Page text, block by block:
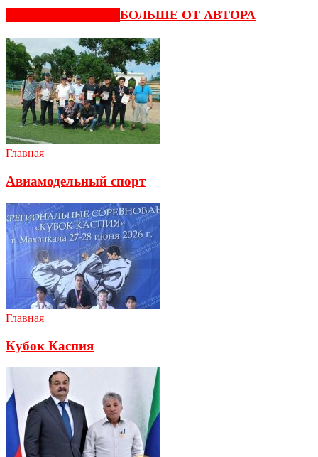
БОЛЬШЕ ОТ АВТОРА
Главная
Авиамодельный спорт
Главная
Кубок Каспия